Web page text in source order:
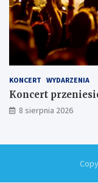
KONCERT WYDARZENIA
Koncert
8 sierpnia 2026